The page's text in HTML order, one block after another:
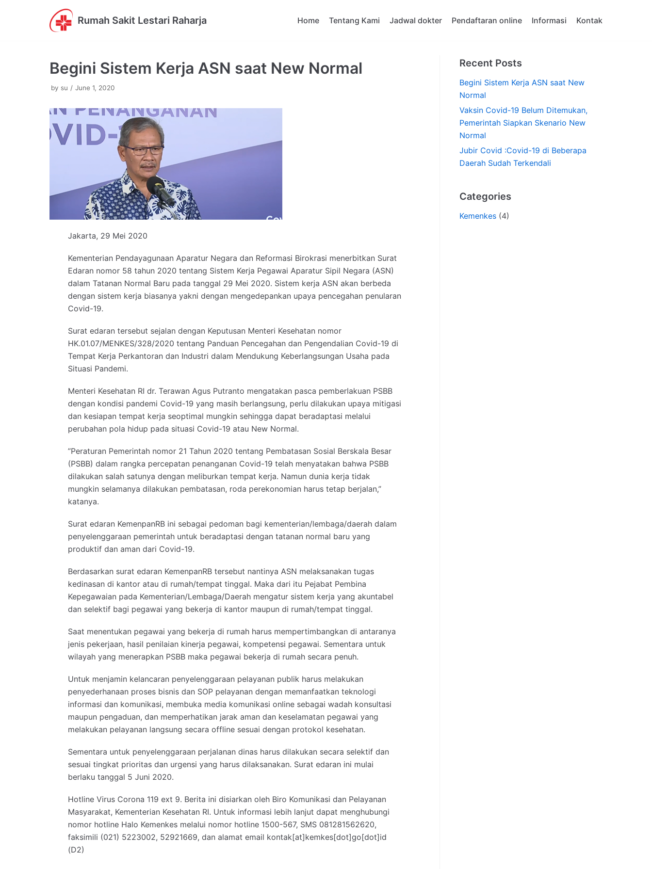
Rumah Sakit Lestari Raharja Home Tentang Kami Jadwal dokter Pendaftaran online Informasi Kontak
Begini Sistem Kerja ASN saat New Normal
by su June 1, 2020
Jakarta, 29 Mei 2020
Kementerian Pendayagunaan Aparatur Negara dan Reformasi Birokrasi menerbitkan Surat
Edaran nomor 58 tahun 2020 tentang Sistem Kerja Pegawai Aparatur Sipil Negara (ASN)
dalam Tatanan Normal Baru pada tanggal 29 Mei 2020. Sistem kerja ASN akan berbeda
dengan sistem kerja biasanya yakni dengan mengedepankan upaya pencegahan penularan
Covid-19.
Surat edaran tersebut sejalan dengan Keputusan Menteri Kesehatan nomor
HK.01.07/MENKES/328/2020 tentang Panduan Pencegahan dan Pengendalian Covid-19 di
Tempat Kerja Perkantoran dan Industri dalam Mendukung Keberlangsungan Usaha pada
Situasi Pandemi.
Menteri Kesehatan RI dr. Terawan Agus Putranto mengatakan pasca pemberlakuan PSBB
dengan kondisi pandemi Covid-19 yang masih berlangsung, perlu dilakukan upaya mitigasi
dan kesiapan tempat kerja seoptimal mungkin sehingga dapat beradaptasi melalui
perubahan pola hidup pada situasi Covid-19 atau New Normal.
”Peraturan Pemerintah nomor 21 Tahun 2020 tentang Pembatasan Sosial Berskala Besar
(PSBB) dalam rangka percepatan penanganan Covid-19 telah menyatakan bahwa PSBB
dilakukan salah satunya dengan meliburkan tempat kerja. Namun dunia kerja tidak
mungkin selamanya dilakukan pembatasan, roda perekonomian harus tetap berjalan,”
katanya.
Surat edaran KemenpanRB ini sebagai pedoman bagi kementerian/lembaga/daerah dalam
penyelenggaraan pemerintah untuk beradaptasi dengan tatanan normal baru yang
produktif dan aman dari Covid-19.
Berdasarkan surat edaran KemenpanRB tersebut nantinya ASN melaksanakan tugas
kedinasan di kantor atau di rumah/tempat tinggal. Maka dari itu Pejabat Pembina
Kepegawaian pada Kementerian/Lembaga/Daerah mengatur sistem kerja yang akuntabel
dan selektif bagi pegawai yang bekerja di kantor maupun di rumah/tempat tinggal.
Saat menentukan pegawai yang bekerja di rumah harus mempertimbangkan di antaranya
jenis pekerjaan, hasil penilaian kinerja pegawai, kompetensi pegawai. Sementara untuk
wilayah yang menerapkan PSBB maka pegawai bekerja di rumah secara penuh.
Untuk menjamin kelancaran penyelenggaraan pelayanan publik harus melakukan
penyederhanaan proses bisnis dan SOP pelayanan dengan memanfaatkan teknologi
informasi dan komunikasi, membuka media komunikasi online sebagai wadah konsultasi
maupun pengaduan, dan memperhatikan jarak aman dan keselamatan pegawai yang
melakukan pelayanan langsung secara offline sesuai dengan protokol kesehatan.
Sementara untuk penyelenggaraan perjalanan dinas harus dilakukan secara selektif dan
sesuai tingkat prioritas dan urgensi yang harus dilaksanakan. Surat edaran ini mulai
berlaku tanggal 5 Juni 2020.
Hotline Virus Corona 119 ext 9. Berita ini disiarkan oleh Biro Komunikasi dan Pelayanan
Masyarakat, Kementerian Kesehatan RI. Untuk informasi lebih lanjut dapat menghubungi
nomor hotline Halo Kemenkes melalui nomor hotline 1500-567, SMS 081281562620,
faksimili (021) 5223002, 52921669, dan alamat email kontak[at]kemkes[dot]go[dot]id
(D2)
Recent Posts
Begini Sistem Kerja ASN saat New
Normal
Vaksin Covid-19 Belum Ditemukan,
Pemerintah Siapkan Skenario New
Normal
Jubir Covid :Covid-19 di Beberapa
Daerah Sudah Terkendali
Categories
Kemenkes (4)